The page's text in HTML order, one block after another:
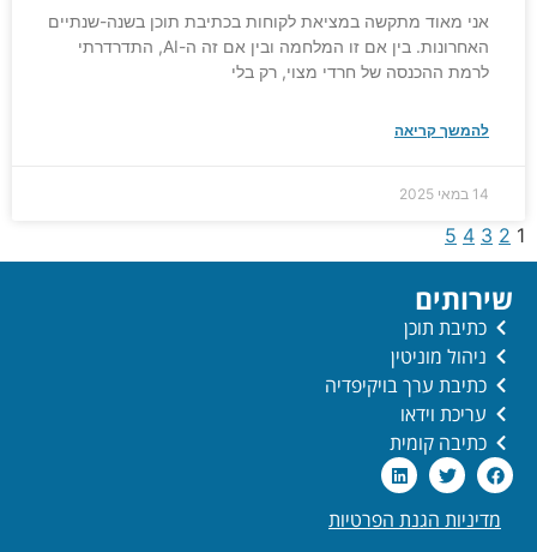
אני מאוד מתקשה במציאת לקוחות בכתיבת תוכן בשנה-שנתיים
האחרונות. בין אם זו המלחמה ובין אם זה ה-AI, התדרדרתי
לרמת ההכנסה של חרדי מצוי, רק בלי
להמשך קריאה
14 במאי 2025
1
2
3
4
5
שירותים
כתיבת תוכן
ניהול מוניטין
כתיבת ערך בויקיפדיה
עריכת וידאו
כתיבה קומית
מדיניות הגנת הפרטיות